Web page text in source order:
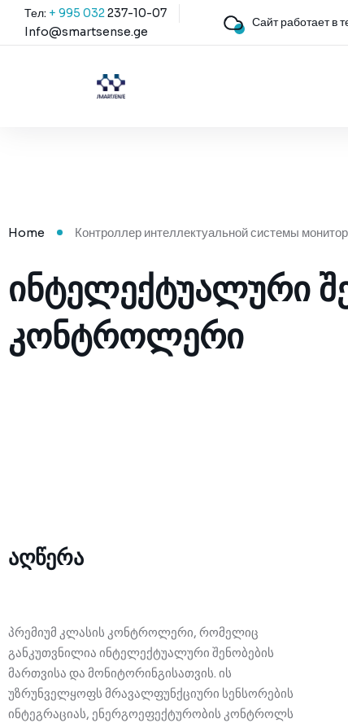
Тел: + 995 032 237-10-07
Info@smartsense.ge
Сайт работает в
Home Контроллер интеллектуальной системы
ᲘᲜᲢᲔᲚᲔᲥᲢᲣᲐᲚᲣᲠᲘ
ᲙᲝᲜᲢᲠᲝᲚᲔᲠᲘ
აღწერა
პრემიუმ კლასის კონტროლერი, რომელიც
განკუთვნილია ინტელექტუალური შენობების
მართვისა და მონიტორინგისათვის. ის
უზრუნველყოფს მრავალფუნქციური სენსორების
ინტეგრაციას, ენერგოეფექტურობის კონტროლს